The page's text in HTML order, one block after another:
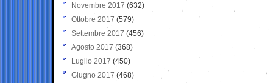
Novembre 2017 (632)
Ottobre 2017 (579)
Settembre 2017 (456)
Agosto 2017 (368)
Luglio 2017 (450)
Giugno 2017 (468)